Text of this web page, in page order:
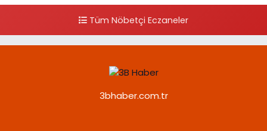
Tüm Nöbetçi Eczaneler
3bhaber.com.tr